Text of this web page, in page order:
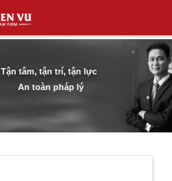
Tận tâm, tận trí, tận lực
An toàn pháp lý